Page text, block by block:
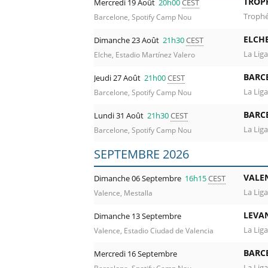
Cliquez et comparez les prix en un clic
rencontres de championnat, Coupe
Mercredi 19 Août 20h00CEST
Barcelone, Spotify Camp Nou
Dimanche 23 Août 21h30CEST
Elche, Estadio Martínez Valero La
Jeudi 27 Août 21h00CEST
Barcelone, Spotify Camp Nou La
Lundi 31 Août 21h30CEST
Barcelone, Spotify Camp Nou La
SEPTEMBRE 2026
Dimanche 06 Septembre 16h15CEST
Valence, Mestalla La
Dimanche 13 Septembre
Valence, Estadio Ciudad de Valencia La
Mercredi 16 Septembre